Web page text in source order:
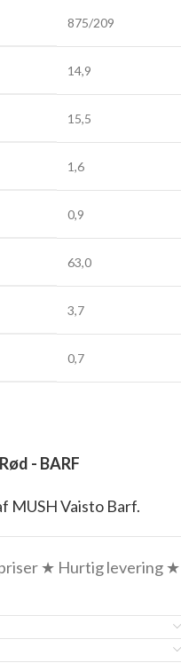
875/209
14,9
15,5
1,6
0,9
63,0
3,7
0,7
MUSH Vaisto Barf.
★ Hurtig levering ★